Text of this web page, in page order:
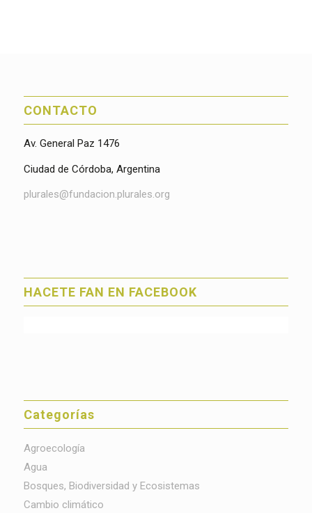
CONTACTO
Av. General Paz 1476
Ciudad de Córdoba, Argentina
plurales@fundacion.plurales.org
HACETE FAN EN FACEBOOK
Categorías
Agroecología
Agua
Bosques, Biodiversidad y Ecosistemas
Cambio climático